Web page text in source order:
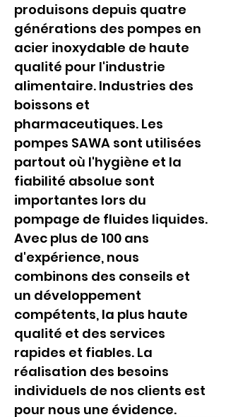
produisons depuis quatre
générations des pompes en
acier inoxydable de haute
qualité pour l'industrie
alimentaire. Industries des
boissons et
pharmaceutiques. Les
pompes SAWA sont utilisées
partout où l'hygiène et la
fiabilité absolue sont
importantes lors du
pompage de fluides liquides.
Avec plus de 100 ans
d'expérience, nous
combinons des conseils et
un développement
compétents, la plus haute
qualité et des services
rapides et fiables. La
réalisation des besoins
individuels de nos clients est
pour nous une évidence.